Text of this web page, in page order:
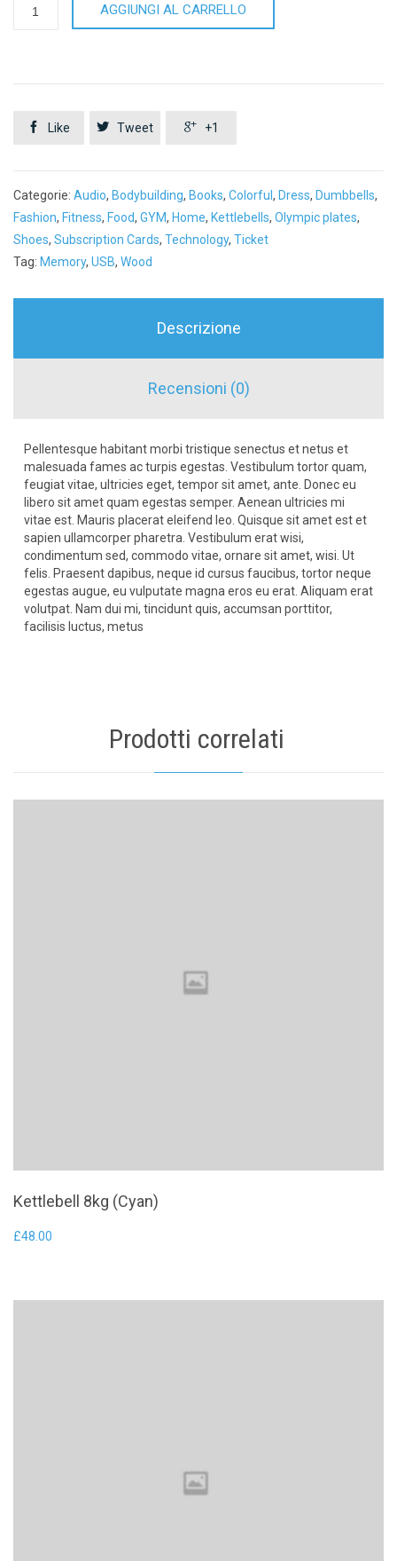
Card
AGGIUNGI AL CARRELLO
 Like  Tweet  +1
Categorie: Audio, Bodybuilding, Books, Colorful, Dress, Dumbbells,
Fashion, Fitness, Food, GYM, Home, Kettlebells, Olympic plates,
Shoes, Subscription Cards, Technology, Ticket
Tag: Memory, USB, Wood
Descrizione
Recensioni (0)
Pellentesque habitant morbi tristique senectus et netus et
malesuada fames ac turpis egestas. Vestibulum tortor quam,
feugiat vitae, ultricies eget, tempor sit amet, ante. Donec eu
libero sit amet quam egestas semper. Aenean ultricies mi
vitae est. Mauris placerat eleifend leo. Quisque sit amet est et
sapien ullamcorper pharetra. Vestibulum erat wisi,
condimentum sed, commodo vitae, ornare sit amet, wisi. Ut
felis. Praesent dapibus, neque id cursus faucibus, tortor neque
egestas augue, eu vulputate magna eros eu erat. Aliquam erat
volutpat. Nam dui mi, tincidunt quis, accumsan porttitor,
facilisis luctus, metus
Prodotti correlati
Kettlebell 8kg (Cyan)
£48.00